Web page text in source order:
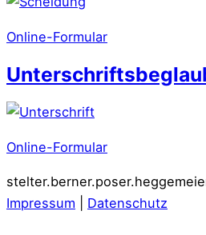
Online-Formular
Online-Formular
Impressum
Datenschutz